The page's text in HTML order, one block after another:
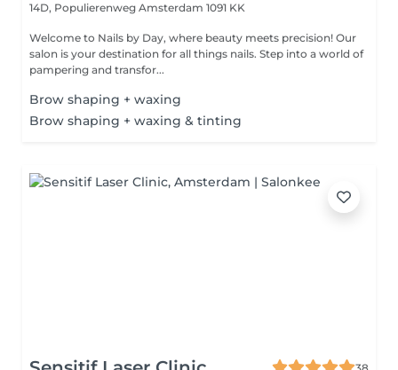
14D, Populierenweg Amsterdam 1091 KK
Welcome to Nails by Day, where beauty meets precision! Our
salon is your destination for all things nails. Step into a world of
pampering and transfor...
Brow shaping + waxing
Brow shaping + waxing & tinting